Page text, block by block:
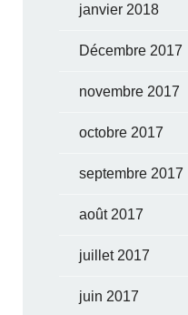
janvier 2018
Décembre 2017
novembre 2017
octobre 2017
septembre 2017
août 2017
juillet 2017
juin 2017